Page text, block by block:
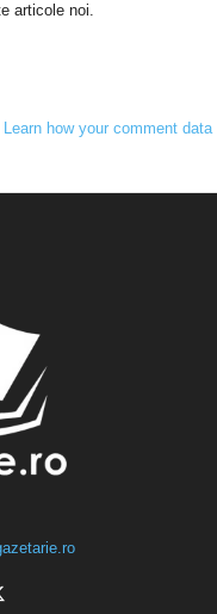
articole noi.
Learn how your comment data